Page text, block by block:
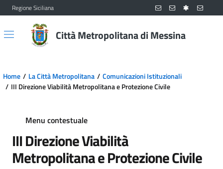
Vai al contenuto principale
Vai al menu principale
Regione Siciliana
Città Metropolitana di Messina
Home La Città Metropolitana
Comunicazioni Istituzionali
III Direzione Viabilità Metropolitana e Protezione Civile
Menu contestuale
III Direzione Viabilità
Metropolitana e Protezione Civile